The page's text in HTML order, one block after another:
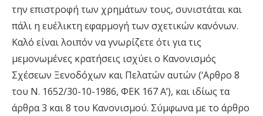
την επιστροφή των χρηµάτων τους, συνιστάται και
πάλι η ευέλικτη εφαρµογή των σχετικών κανόνων.
Καλό είναι λοιπόν να γνωρίζετε ότι για τις
µεµονωµένες κρατήσεις ισχύει ο Κανονισµός
Σχέσεων Ξενοδόχων και Πελατών αυτών (‘Αρθρο 8
του Ν. 1652/30-10-1986, ΦEK 167 A’), και ιδίως τα
άρθρα 3 και 8 του Κανονισµού. Σύµφωνα µε το άρθρο